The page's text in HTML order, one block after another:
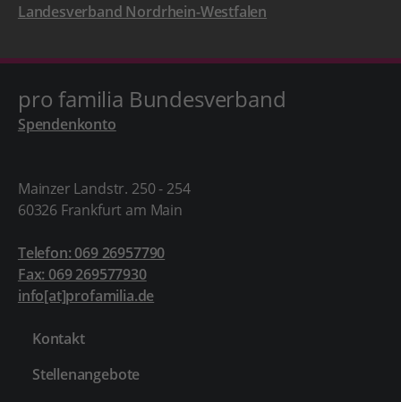
Landesverband Nordrhein-Westfalen
pro familia Bundesverband
Spendenkonto
Mainzer Landstr. 250 - 254
60326 Frankfurt am Main
Telefon: 069 26957790
Fax: 069 269577930
info[at]profamilia.de
Kontakt
Stellenangebote